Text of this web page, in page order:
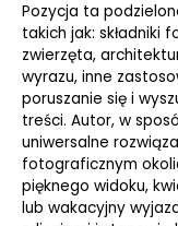
Pozycja ta
takich jak: składniki
zwierzęta,
wyrazu, inne
poruszanie się i
treści. Autor, w
uniwersalne
fotograficznym
pięknego widoku,
lub wakacyjny